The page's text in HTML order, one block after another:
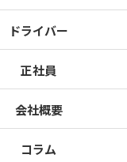
ドライバー
正社員
会社概要
コラム